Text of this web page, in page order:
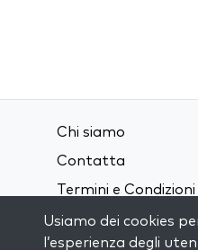
Chi siamo
Contatta
Termini e Condizioni
Privacy Policy
Usiamo dei cookies
l’esperienza degli